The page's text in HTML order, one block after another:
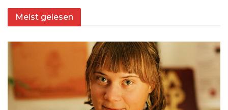
Meist gelesen